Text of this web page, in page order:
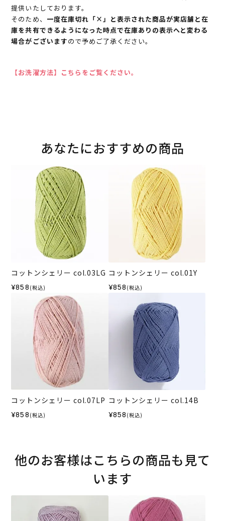
提供いたしております。
そのため、 一度在庫切れ「×」と表示された商品が実店舗と在
庫を共有できるようになった時点で在庫ありの表示へと変わる
場合がございますので予めご了承ください。
【お洗濯方法】こちらをご覧ください。
あなたにおすすめの商品
コットンシェリー col.03LG
¥858 (税込)
コットンシェリー col.01Y
¥858 (税込)
コットンシェリー col.07LP
¥858 (税込)
コットンシェリー col.14B
¥858 (税込)
他のお客様はこちらの商品も見て
います